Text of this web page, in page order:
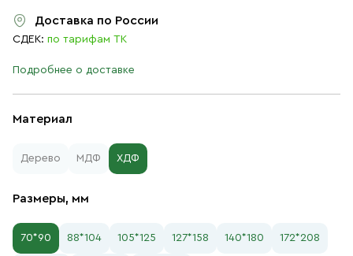
Материал
Дерево МДФ ХДФ
Размеры, мм
70*90 88*104 105*125 127*158 140*180 172*208
Доставка по России
СДЕК: по тарифам ТК
Подробнее о доставке